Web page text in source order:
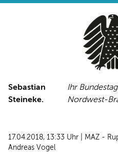
Sebastian
Steineke.
Ihr
Nordwest-
17.04.2018, 13:33 Uhr | MAZ -
Andreas Vogel